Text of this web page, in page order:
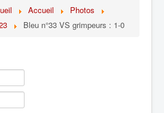
Accueil
Photos
Bleu n°33 VS grimpeurs : 1-0